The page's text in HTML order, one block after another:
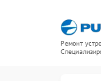
Ремонт